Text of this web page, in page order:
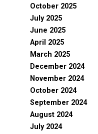
October 2025
July 2025
June 2025
April 2025
March 2025
December 2024
November 2024
October 2024
September 2024
August 2024
July 2024